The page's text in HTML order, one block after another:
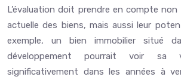
L’évaluation doit prendre en compte non
actuelle des biens, mais aussi leur
exemple, un bien immobilier situé
développement pourrait voir sa
significativement dans les années à